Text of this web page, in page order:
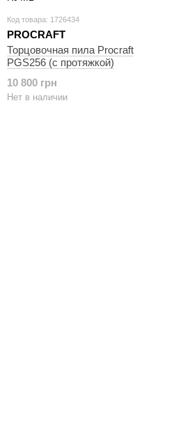
Код товара: 1726434
PROCRAFT
Торцовочная пила Procraft
PGS256 (с протяжкой)
10 800 грн
Нет в наличии